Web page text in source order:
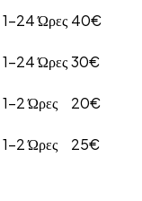
1-24 Ώρες 40€
1-24 Ώρες30€
1-2 Ώρες
20€
1-2 Ώρες
25€